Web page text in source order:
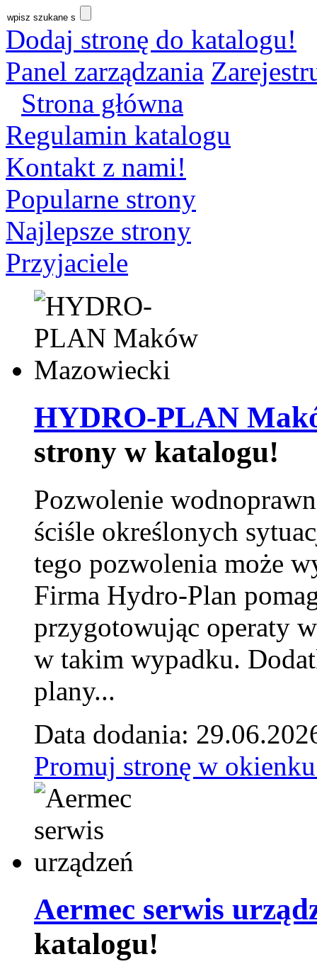
Dodaj stronę do katalogu!
Panel zarządzania
Strona główna
Regulamin katalogu
Kontakt z nami!
Popularne strony
Najlepsze strony
Przyjaciele
HYDRO-PLAN
strony w katalogu!
Pozwolenie
ściśle określonych
tego pozwolenia może
Firma Hydro-Plan
przygotowując operaty
w takim wypadku.
plany...
Data dodania:
Promuj stronę w
Aermec serwis
katalogu!